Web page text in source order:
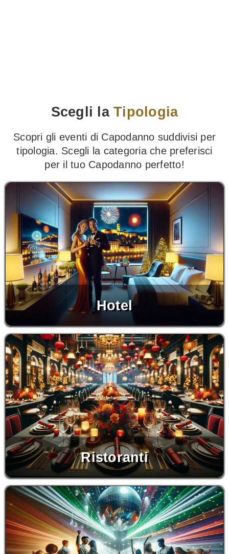
Scegli laTipologia
Scopri gli eventi di Capodanno suddivisi per
tipologia. Scegli la categoria che preferisci
per il tuo Capodanno perfetto!
Hotel
Ristoranti